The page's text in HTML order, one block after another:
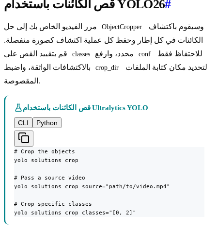
قص الكائنات باستخدام YOLO26#
ObjectCropper
الكائنات في كل إطار وحفظ كل عملية اكتشاف كصورة منفصلة.
classes conf
crop_dir
المقصوصة.
قص الكائنات باستخدام Ultralytics YOLO
CLI
Python
# Crop the objects
yolo solutions crop
# Pass a source video
yolo solutions crop source="path/to/video.mp4"
# Crop specific classes
yolo solutions crop classes="[0, 2]"